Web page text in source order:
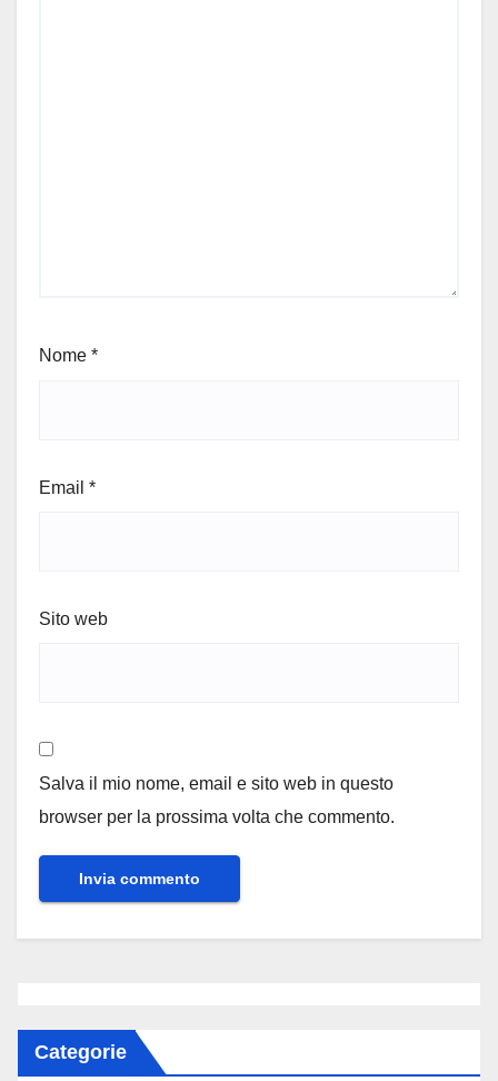
Nome *
Email *
Sito web
Salva il mio nome, email e sito web in questo
browser per la prossima volta che commento.
Categorie